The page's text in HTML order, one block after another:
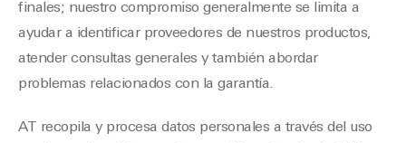
finales; nuestro compromiso generalmente se limita a
ayudar a identificar proveedores de nuestros productos,
atender consultas generales y también abordar
problemas relacionados con la garantía.
AT recopila y procesa datos personales a través del uso